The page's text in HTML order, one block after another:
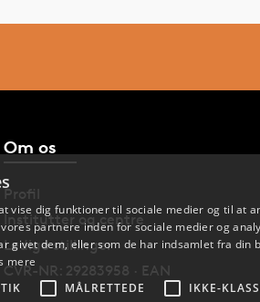
Om os
Profil
Institutter og centre
Ledige stillinger
CVR-NR: 29283958 · EAN
vise dig funktioner til sociale medier og til at
partnere inden for sociale medier og
givet dem, eller som de har indsamlet fra din
mere
MÅLRETTEDE IKKE-